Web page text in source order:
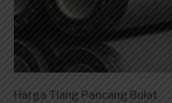
Harga Tiang Pancang Bulat